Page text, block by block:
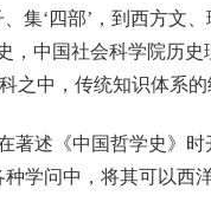
集‘四部’，到西方文
，中国社会科学院历
之中，传统知识体系
著述《中国哲学史》
种学问中，将其可以西